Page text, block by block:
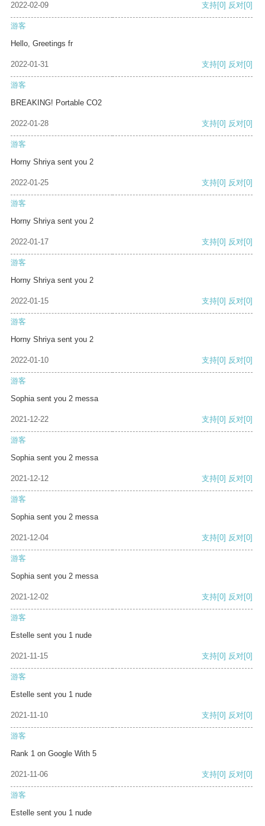
2022-02-09 支持[0] 反对[0]
游客
Hello, Greetings fr
2022-01-31 支持[0] 反对[0]
游客
BREAKING! Portable CO2
2022-01-28 支持[0] 反对[0]
游客
Horny Shriya sent you 2
2022-01-25 支持[0] 反对[0]
游客
Horny Shriya sent you 2
2022-01-17 支持[0] 反对[0]
游客
Horny Shriya sent you 2
2022-01-15 支持[0] 反对[0]
游客
Horny Shriya sent you 2
2022-01-10 支持[0] 反对[0]
游客
Sophia sent you 2 messa
2021-12-22 支持[0] 反对[0]
游客
Sophia sent you 2 messa
2021-12-12 支持[0] 反对[0]
游客
Sophia sent you 2 messa
2021-12-04 支持[0] 反对[0]
游客
Sophia sent you 2 messa
2021-12-02 支持[0] 反对[0]
游客
Estelle sent you 1 nude
2021-11-15 支持[0] 反对[0]
游客
Estelle sent you 1 nude
2021-11-10 支持[0] 反对[0]
游客
Rank 1 on Google With 5
2021-11-06 支持[0] 反对[0]
游客
Estelle sent you 1 nude